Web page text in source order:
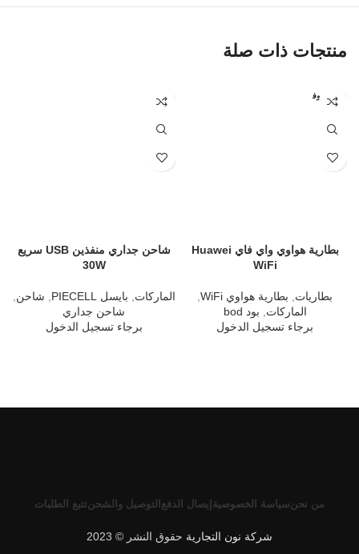
إضاءة فائقة
ملمس سلس سريع الاستجابة
منتجات ذات صلة
غير متوف
ر
بطارية هواوي واي فاي Huawei
WiFi
بطاريات, بطارية هواوي WiFi
,
الماركات, بود bod
برجاء تسجيل الدخول
شاحن جداري منفذين USB سريع
30W
الماركات, بايسل PIECELL , شاحن,
شاحن جداري
برجاء تسجيل الدخول
من نحنسياسة الخصوصية إيصال الدفع التوصيل والشحنتتبع الطلبات
شركة نون التجارية حقوق النشر © 2023